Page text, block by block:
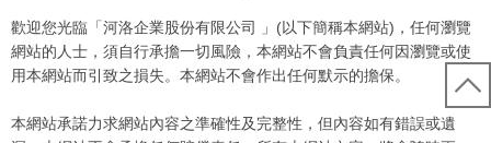
歡迎您光臨「河洛企業股份有限公司 」(以下簡稱本網站)，任何瀏覽
網站的人士，須自行承擔一切風險，本網站不會負責任何因瀏覽或使
用本網站而引致之損失。本網站不會作出任何默示的擔保。
本網站承諾力求網站內容之準確性及完整性，但內容如有錯誤或遺